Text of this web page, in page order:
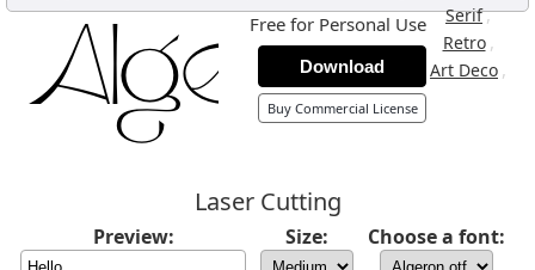
Serif,
Retro ,
Art Deco ,
Free for Personal Use
Download
Buy Commercial License
Laser Cutting
Preview: Size: Choose a font: